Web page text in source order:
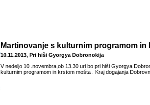
Martinovanje s kulturnim programom in
10.11.2013, Pri hiši Gyorgya Dobronokija
V nedeljo 10 .novembra,ob 13.30 uri bo pri hiši Gyorgya
kulturnim programom in krstom mošta . Kraj dogajanja